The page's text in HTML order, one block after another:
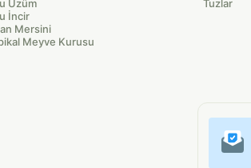
Üzüm
İncir
Mersini
Meyve Kurusu
Tuzlar